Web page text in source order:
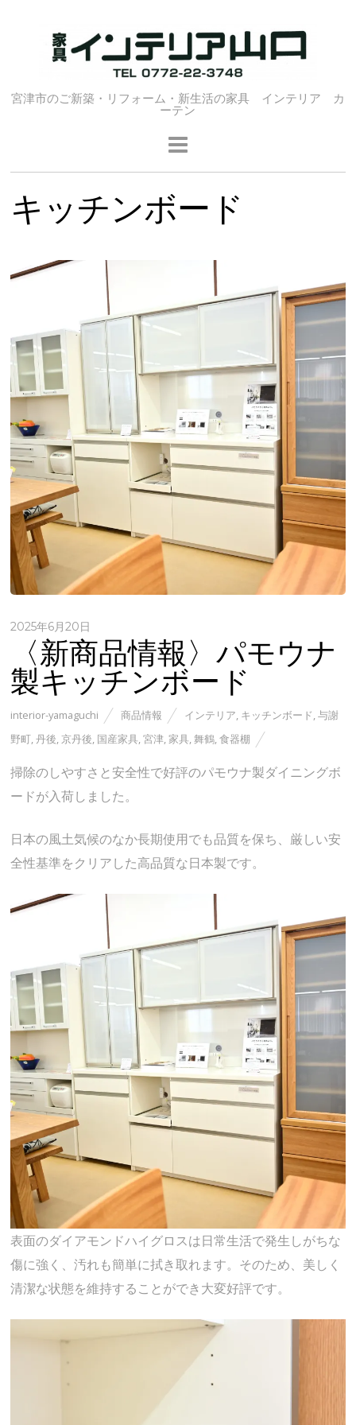
宮津市のご新築・リフォーム・新生活の家具 インテリア カ
ーテン
キッチンボード
2025年6月20日
〈新商品情報〉パモウナ
製キッチンボード
interior-yamaguchi 商品情報 インテリア, キッチンボード,与謝
野町,丹後,京丹後, 国産家具,宮津,家具,舞鶴,食器棚
掃除のしやすさと安全性で好評のパモウナ製ダイニングボ
ードが入荷しました。
日本の風土気候のなか長期使用でも品質を保ち、厳しい安
全性基準をクリアした高品質な日本製です。
表面のダイアモンドハイグロスは日常生活で発生しがちな
傷に強く、汚れも簡単に拭き取れます。そのため、美しく
清潔な状態を維持することができ大変好評です。